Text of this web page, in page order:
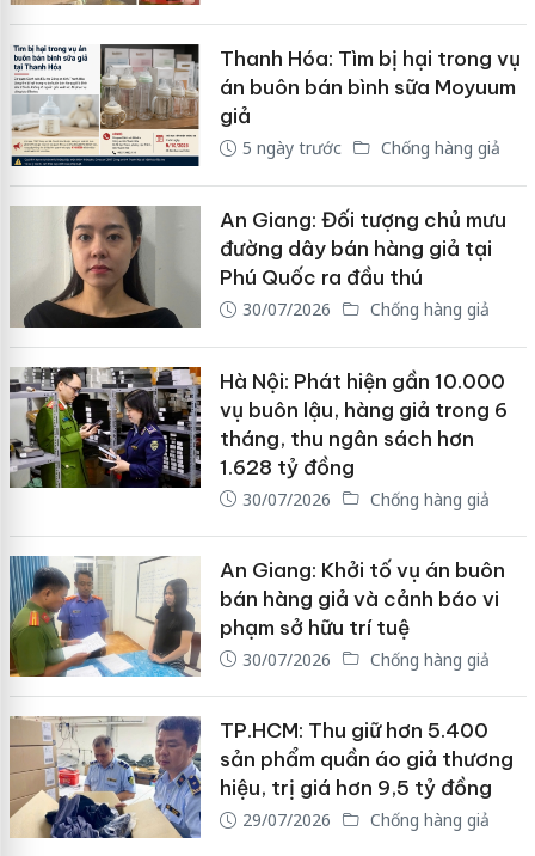
Thanh Hóa: Tìm bị hại trong vụ
án buôn bán bình sữa Moyuum
giả
5 ngày trước Chống hàng giả
An Giang: Đối tượng chủ mưu
đường dây bán hàng giả tại
Phú Quốc ra đầu thú
30/07/2026 Chống hàng giả
Hà Nội: Phát hiện gần 10.000
vụ buôn lậu, hàng giả trong 6
tháng, thu ngân sách hơn
1.628 tỷ đồng
30/07/2026 Chống hàng giả
An Giang: Khởi tố vụ án buôn
bán hàng giả và cảnh báo vi
phạm sở hữu trí tuệ
30/07/2026 Chống hàng giả
TP.HCM: Thu giữ hơn 5.400
sản phẩm quần áo giả thương
hiệu, trị giá hơn 9,5 tỷ đồng
29/07/2026 Chống hàng giả